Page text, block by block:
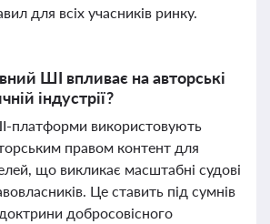
для всіх учасників ринку.
ШІ впливає на авторські
індустрії?
платформи використовують
правом контент для
що викликає масштабні судові
Це ставить під сумнів
добросовісного